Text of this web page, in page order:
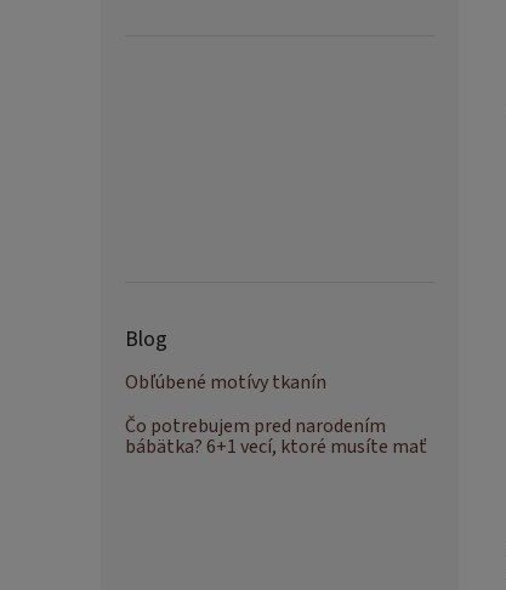
Blog
Obľúbené motívy tkanín
Čo potrebujem pred narodením
bábätka? 6+1 vecí, ktoré musíte mať